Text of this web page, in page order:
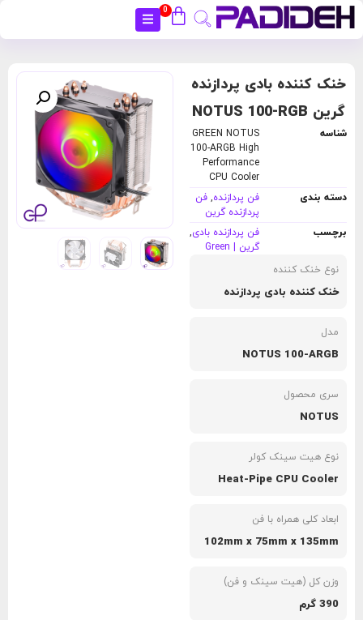
0
خنک کننده بادی پردازنده
گرین NOTUS 100-RGB
شناسه
GREEN NOTUS
100-ARGB High
Performance
CPU Cooler
دسته بندی
فن پردازنده, فن
پردازنده گرین
برچسب
فن پردازنده بادی,
گرین | Green
نوع خنک کننده
خنک کننده بادی پردازنده
مدل
NOTUS 100-ARGB
سری محصول
NOTUS
نوع هیت سینک کولر
Heat-Pipe CPU Cooler
ابعاد کلی همراه با فن
102mm x 75mm x 135mm
وزن کل (هیت سینک و فن)
390 گرم